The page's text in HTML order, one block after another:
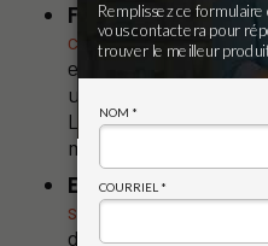
Foyer au gaz:
constructions ou les
est encastré dans
une coque isolée
L’évacuation peut
mur latéral) ou
Encastrable au gaz
s’adapter à un foyer
directement dans